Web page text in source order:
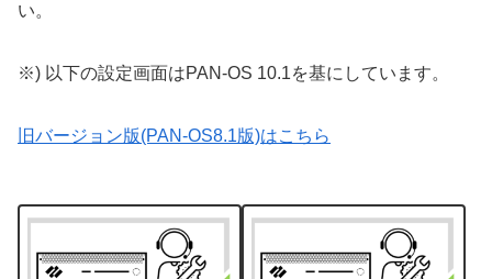
い。
※) 以下の設定画面はPAN-OS 10.1を基にしています。
旧バージョン版(PAN-OS8.1版)はこちら